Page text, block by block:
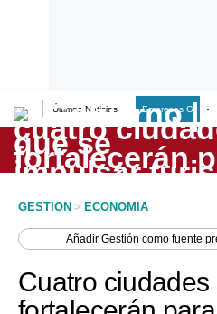
Últimas Noticias Empresas G
Lo último
Peru Quiosco
Economía
GESTION > ECONOMIA
AñadirGestión como fuente
Cuatro ciudades